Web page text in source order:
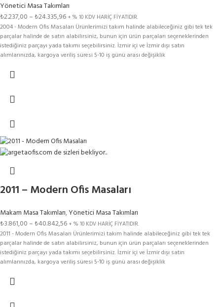
Yönetici Masa Takımları
₺2.237,00– ₺24.335,96 + % 10 KDV HARİÇ FİYATIDIR.
2004 - Modern Ofis Masaları Ürünlerimizi takım halinde alabileceğiniz gibi tek tek
parçalar halinde de satın alabilirsiniz, bunun için ürün parçaları seçeneklerinden
istediğiniz parçayı yada takımı seçebilirsiniz. İzmir içi ve İzmir dışı satın
alımlarınızda, kargoya veriliş süresi 5-10 iş günü arası değişiklik
Uygulanmaktadır. Aşağıdaki SEÇENEKLER kısmından ürün seçimi yaparak fiyat
2011 – Modern Ofis Masaları
Makam Masa Takımları,Yönetici Masa Takımları
₺3.861,00– ₺40.842,56 + % 10 KDV HARİÇ FİYATIDIR.
2011 - Modern Ofis Masaları Ürünlerimizi takım halinde alabileceğiniz gibi tek tek
parçalar halinde de satın alabilirsiniz, bunun için ürün parçaları seçeneklerinden
istediğiniz parçayı yada takımı seçebilirsiniz. İzmir içi ve İzmir dışı satın
alımlarınızda, kargoya veriliş süresi 5-10 iş günü arası değişiklik
Uygulanmaktadır. Aşağıdaki SEÇENEKLER kısmından ürün seçimi yaparak fiyat